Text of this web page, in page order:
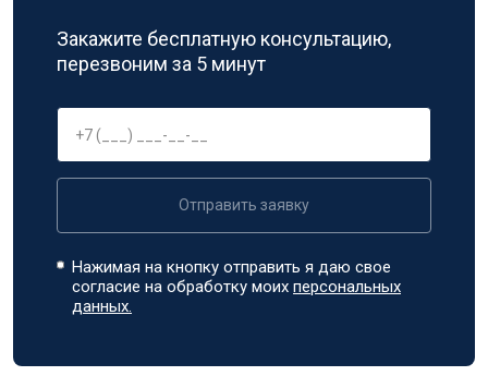
Закажите бесплатную консультацию,
перезвоним за 5 минут
Отправить заявку
Нажимая на кнопку отправить я даю свое
согласие на обработку моихперсональных
данных.